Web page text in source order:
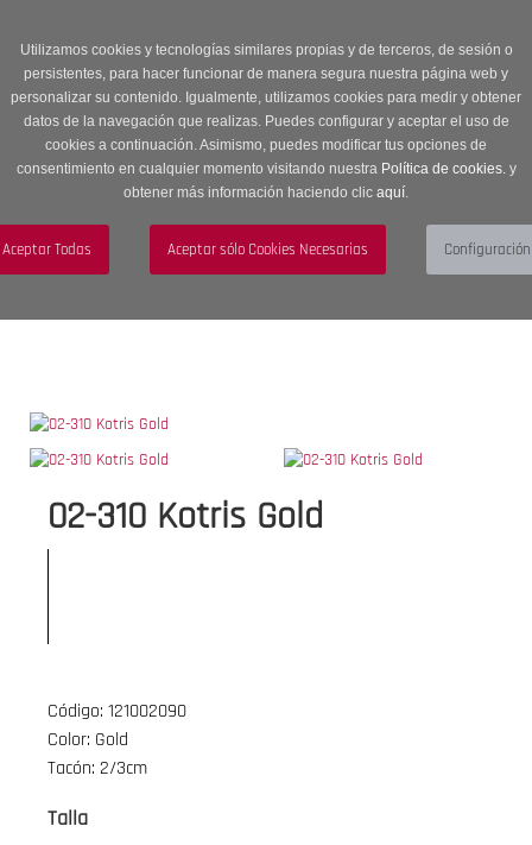
Utilizamos cookies y tecnologías similares propias y de terceros, de sesión o
persistentes, para hacer funcionar de manera segura nuestra página web y
personalizar su contenido. Igualmente, utilizamos cookies para medir y obtener
datos de la navegación que realizas. Puedes configurar y aceptar el uso de
cookies a continuación. Asimismo, puedes modificar tus opciones de
consentimiento en cualquier momento visitando nuestra Política de cookies.y
obtener más información haciendo clic aquí.
descuento en Sección OUTLET con código OUTLET20
navigation
Menú
02-310 Kotris Gold
Código: 121002090
Color: Gold
Tacón: 2/3cm
Talla